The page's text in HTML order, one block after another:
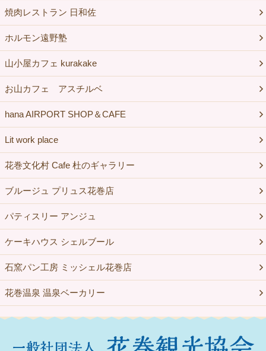
焼肉レストラン 日和佐
ホルモン遠野塾
山小屋カフェ kurakake
お山カフェ アスチルベ
hana AIRPORT SHOP＆CAFE
Lit work place
花巻文化村 Cafe 杜のギャラリー
ブルージュ プリュス花巻店
パティスリー アンジュ
ケーキハウス シェルブール
石窯パン工房 ミッシェル花巻店
花巻温泉 温泉ベーカリー